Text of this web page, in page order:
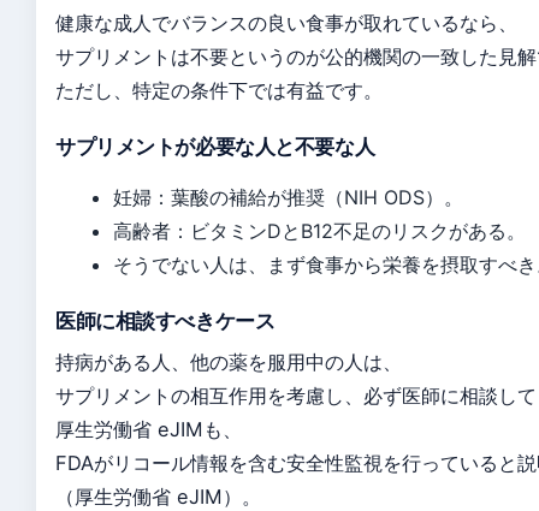
健康な成人でバランスの良い食事が取れているなら、
サプリメントは不要というのが公的機関の一致した見
ただし、特定の条件下では有益です。
サプリメントが必要な人と不要な人
妊婦：葉酸の補給が推奨（NIH ODS）。
高齢者：ビタミンDとB12不足のリスクがある。
そうでない人は、まず食事から栄養を摂取すべ
医師に相談すべきケース
持病がある人、他の薬を服用中の人は、
サプリメントの相互作用を考慮し、必ず医師に相談し
厚生労働省 eJIMも、
FDAがリコール情報を含む安全性監視を行っていると
（厚生労働省 eJIM）。